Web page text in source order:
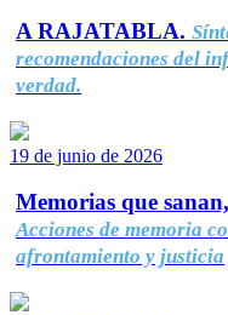
A RAJATABLA.
recomendaciones del
verdad.
19 de junio de 2026
Memorias que
Acciones de memoria
afrontamiento y justicia